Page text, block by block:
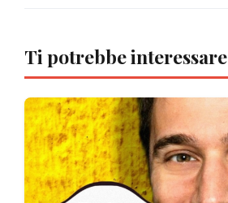
Ti potrebbe interessare